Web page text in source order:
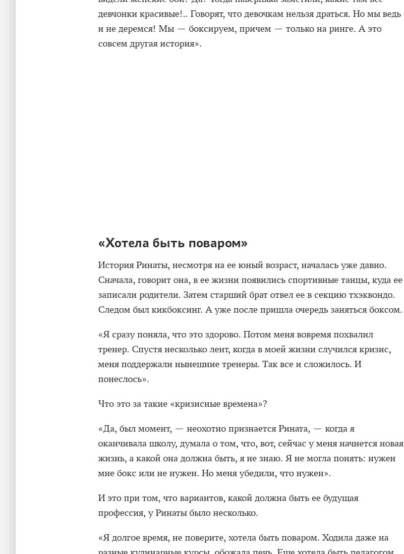
девчонки красивые!.. Говорят, что девочкам нельзя драться. Но мы ведь
и не деремся! Мы — боксируем, причем — только на ринге. А это
совсем другая история».
«Хотела быть поваром»
История Ринаты, несмотря на ее юный возраст, началась уже давно.
Сначала, говорит она, в ее жизни появились спортивные танцы, куда ее
записали родители. Затем старший брат отвел ее в секцию тхэквондо.
Следом был кикбоксинг. А уже после пришла очередь заняться боксом.
«Я сразу поняла, что это здорово. Потом меня вовремя похвалил
тренер. Спустя несколько лент, когда в моей жизни случился кризис,
меня поддержали нынешние тренеры. Так все и сложилось. И
понеслось».
Что это за такие «кризисные времена»?
«Да, был момент, — неохотно признается Рината, — когда я
оканчивала школу, думала о том, что, вот, сейчас у меня начнется новая
жизнь, а какой она должна быть, я не знаю. Я не могла понять: нужен
мне бокс или не нужен. Но меня убедили, что нужен».
И это при том, что вариантов, какой должна быть ее будущая
профессия, у Ринаты было несколько.
«Я долгое время, не поверите, хотела быть поваром. Ходила даже на